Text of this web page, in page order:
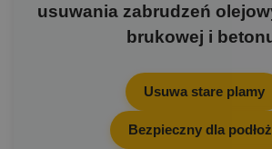
usuwania zabrudzeń
brukowej i
Usuwa stare plamy
Bezpieczny dla